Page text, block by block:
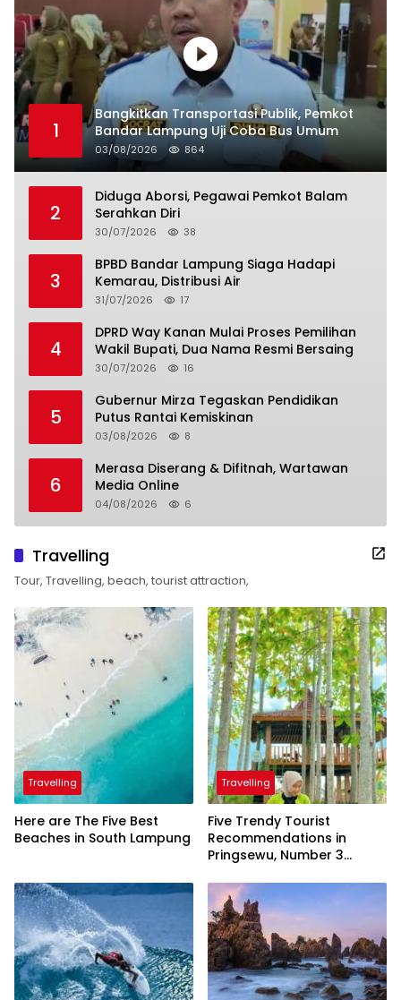
1
Bangkitkan Transportasi Publik, Pemkot
Bandar Lampung Uji Coba Bus Umum
03/08/2026 864
2
Diduga Aborsi, Pegawai Pemkot Balam
Serahkan Diri
30/07/2026 38
3
BPBD Bandar Lampung Siaga Hadapi
Kemarau, Distribusi Air
31/07/2026 17
4
DPRD Way Kanan Mulai Proses Pemilihan
Wakil Bupati, Dua Nama Resmi Bersaing
30/07/2026 16
5
Gubernur Mirza Tegaskan Pendidikan
Putus Rantai Kemiskinan
03/08/2026 8
6
Merasa Diserang & Difitnah, Wartawan
Media Online
04/08/2026 6
Travelling
Tour, Travelling, beach, tourist attraction,
Travelling
Here are The Five Best
Beaches in South Lampung
Travelling
Five Trendy Tourist
Recommendations in
Pringsewu, Number 3
President